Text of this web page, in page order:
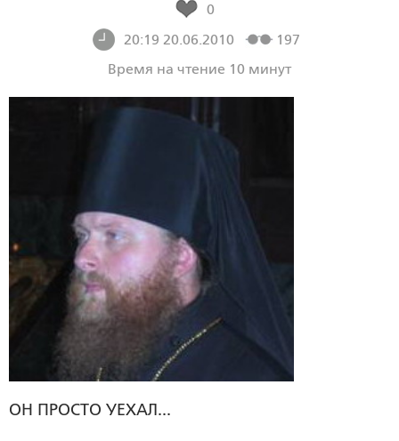
0
20:19 20.06.2010
197
Время на чтение 10 минут
ОН ПРОСТО УЕХАЛ...